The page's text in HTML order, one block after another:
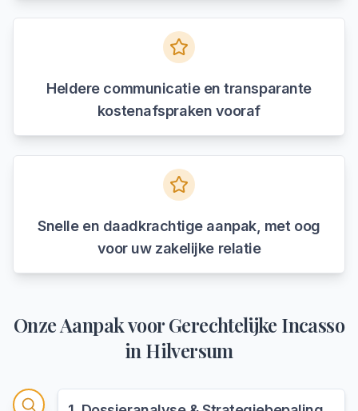
Heldere communicatie en transparante
kostenafspraken vooraf
Snelle en daadkrachtige aanpak, met oog
voor uw zakelijke relatie
Onze Aanpak voorGerechtelijke Incasso
in Hilversum